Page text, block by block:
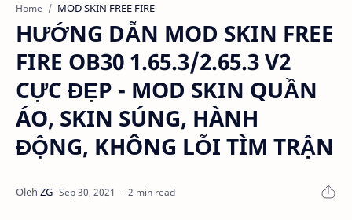
Home MOD SKIN FREE FIRE
HƯỚNG DẪN MOD SKIN FREE
FIRE OB30 1.65.3/2.65.3 V2
CỰC ĐẸP - MOD SKIN QUẦN
ÁO, SKIN SÚNG, HÀNH
ĐỘNG, KHÔNG LỖI TÌM TRẬN
2 min read